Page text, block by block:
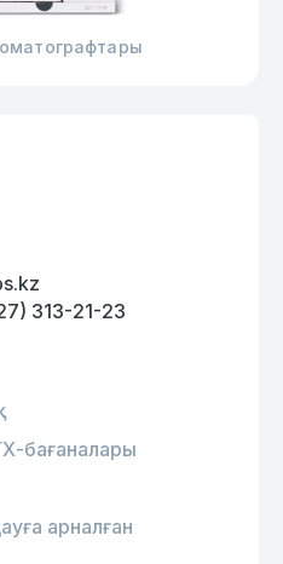
313-21-23
бағаналары
арналған